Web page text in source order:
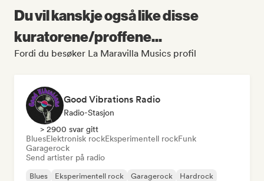
Du vil kanskje også like disse
kuratorene/proffene...
Fordi du besøker La Maravilla Musics profil
Good Vibrations Radio
Radio-Stasjon
> 2900 svar gitt
BluesElektronisk rockEksperimentell rockFunk
Garagerock
Send artister på radio
Blues Eksperimentell rock Garagerock
Hardrock